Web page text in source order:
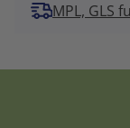
MPL, GLS